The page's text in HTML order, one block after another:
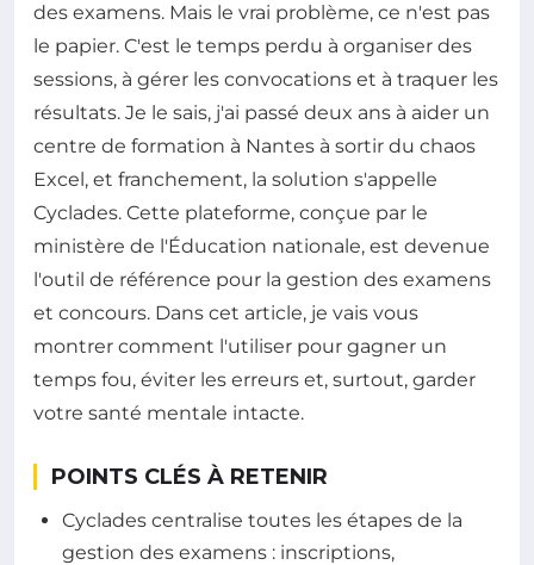
des examens. Mais le vrai problème, ce n'est pas
le papier. C'est le temps perdu à organiser des
sessions, à gérer les convocations et à traquer les
résultats. Je le sais, j'ai passé deux ans à aider un
centre de formation à Nantes à sortir du chaos
Excel, et franchement, la solution s'appelle
Cyclades. Cette plateforme, conçue par le
ministère de l'Éducation nationale, est devenue
l'outil de référence pour la gestion des examens
et concours. Dans cet article, je vais vous
montrer comment l'utiliser pour gagner un
temps fou, éviter les erreurs et, surtout, garder
votre santé mentale intacte.
POINTS CLÉS À RETENIR
Cyclades centralise toutes les étapes de la
gestion des examens : inscriptions,